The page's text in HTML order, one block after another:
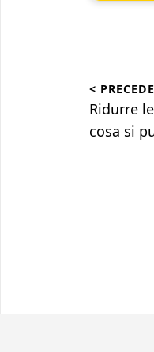
<
Articolo
Ridurre
cosa si